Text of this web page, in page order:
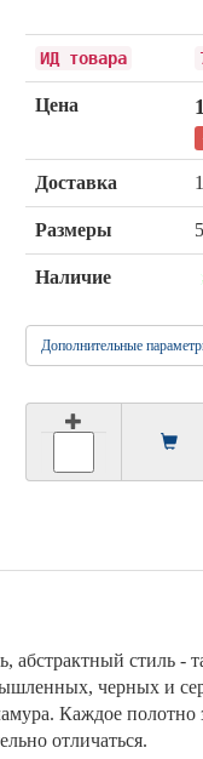
ИД товара
Цена
Доставка
Размеры
Наличие
Дополнительные
абстрактный стиль -
черных и
Каждое
отличаться.